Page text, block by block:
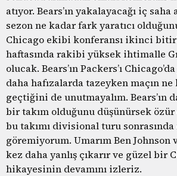
atıyor. Bears’ın yakalayacağı iç saha
sezon ne kadar fark yaratıcı
Chicago ekibi konferansı ikinci
haftasında rakibi yüksek ihtimalle
olucak. Bears’ın Packers’ı
daha hafızalarda tazeyken maçın ne
geçtiğini de unutmayalım. Bears’ın
bir takım olduğunu düşünürsek
bu takımı divisional turu
göremiyorum. Umarım Ben
kez daha yanlış çıkarır ve güzel bir
hikayesinin devamını izleriz.